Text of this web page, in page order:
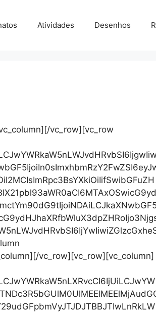
Atividades Desenhos
vc_row][vc_row
vc_row][vc_row][vc_column]